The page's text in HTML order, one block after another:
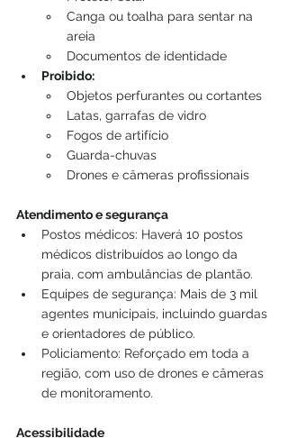
Canga ou toalha para sentar na
areia
Documentos de identidade
Proibido:
Objetos perfurantes ou cortantes
Latas, garrafas de vidro
Fogos de artifício
Guarda-chuvas
Drones e câmeras profissionais
Atendimento e segurança
Postos médicos: Haverá 10 postos
médicos distribuídos ao longo da
praia, com ambulâncias de plantão.
Equipes de segurança: Mais de 3 mil
agentes municipais, incluindo guardas
e orientadores de público.
Policiamento: Reforçado em toda a
região, com uso de drones e câmeras
de monitoramento.
Acessibilidade